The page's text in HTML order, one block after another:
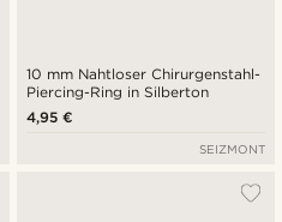
10 mm Nahtloser Chirurgenstahl-
Piercing-Ring in Silberton
4,95 €
SEIZMONT